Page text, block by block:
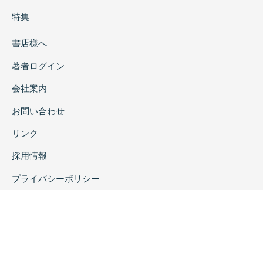
特集
書店様へ
著者ログイン
会社案内
お問い合わせ
リンク
採用情報
プライバシーポリシー